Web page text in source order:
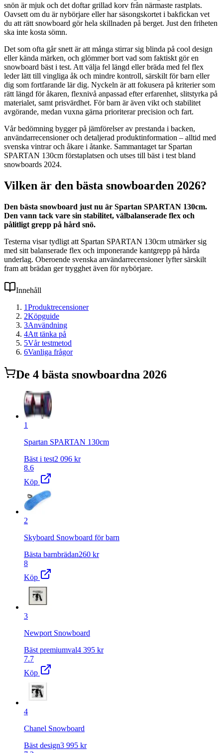
snön är mjuk och det doftar grillad korv från närmaste rastplats.
Oavsett om du är nybörjare eller har säsongskortet i bakfickan vet
du att rätt snowboard gör hela skillnaden på berget. Just den friheten
ska inte kosta sömn.
Det som ofta går snett är att många stirrar sig blinda på cool design
eller kända märken, och glömmer bort vad som faktiskt gör en
snowboard bäst i test. Att välja fel längd eller bräda med fel flex
leder lätt till vingliga åk och mindre kontroll, särskilt för barn eller
dig som fortfarande lär dig. Nyckeln är att fokusera på kriterier som
rätt längd för åkaren, flexnivå anpassad efter erfarenhet, slitstyrka på
materialet, samt prisvärdhet. För barn är även vikt och stabilitet
avgörande, medan vuxna gärna prioriterar precision och fart.
Vår bedömning bygger på jämförelser av prestanda i backen,
användarrecensioner och detaljerad produktinformation – alltid med
svenska vintrar och åkare i åtanke. Sammantaget tar Spartan
SPARTAN 130cm förstaplatsen och utses till bäst i test bland
snowboards 2024.
Vilken är den bästa snowboarden 2026?
Den bästa snowboard just nu är Spartan SPARTAN 130cm.
Den vann tack vare sin stabilitet, välbalanserade flex och
pålitligt grepp på hård snö.
Testerna visar tydligt att Spartan SPARTAN 130cm utmärker sig
med sitt balanserade flex och imponerande kantgrepp på hårda
underlag. Oberoende svenska användarrecensioner lyfter särskilt
fram att brädan ger trygghet även för nybörjare.
Innehåll
1Produktrecensioner
2Köpguide
3Användning
4Att tänka på
5Vår testmetod
6Vanliga frågor
De 4 bästa snowboardna 2026
1
Spartan SPARTAN 130cm
Bäst i test2 096 kr
8.6
Köp
2
Skyboard Snowboard för barn
Bästa barnbrädan260 kr
8
Köp
3
Newport Snowboard
Bäst premiumval4 395 kr
7.7
Köp
4
Chanel Snowboard
Bäst design3 995 kr